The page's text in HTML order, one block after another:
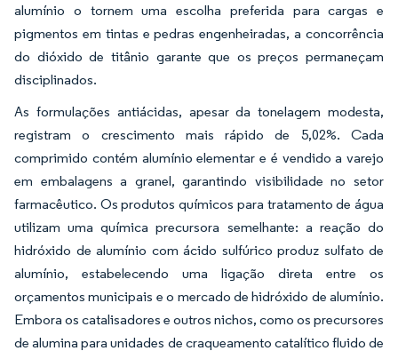
alumínio o tornem uma escolha preferida para cargas e
pigmentos em tintas e pedras engenheiradas, a concorrência
do dióxido de titânio garante que os preços permaneçam
disciplinados.
As formulações antiácidas, apesar da tonelagem modesta,
registram o crescimento mais rápido de 5,02%. Cada
comprimido contém alumínio elementar e é vendido a varejo
em embalagens a granel, garantindo visibilidade no setor
farmacêutico. Os produtos químicos para tratamento de água
utilizam uma química precursora semelhante: a reação do
hidróxido de alumínio com ácido sulfúrico produz sulfato de
alumínio, estabelecendo uma ligação direta entre os
orçamentos municipais e o mercado de hidróxido de alumínio.
Embora os catalisadores e outros nichos, como os precursores
de alumina para unidades de craqueamento catalítico fluido de